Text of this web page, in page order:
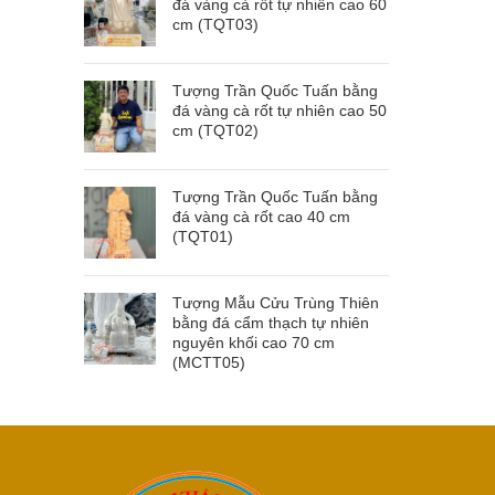
đá vàng cà rốt tự nhiên cao 60
cm (TQT03)
Tượng Trần Quốc Tuấn bằng
đá vàng cà rốt tự nhiên cao 50
cm (TQT02)
Tượng Trần Quốc Tuấn bằng
đá vàng cà rốt cao 40 cm
(TQT01)
Tượng Mẫu Cửu Trùng Thiên
bằng đá cẩm thạch tự nhiên
nguyên khối cao 70 cm
(MCTT05)